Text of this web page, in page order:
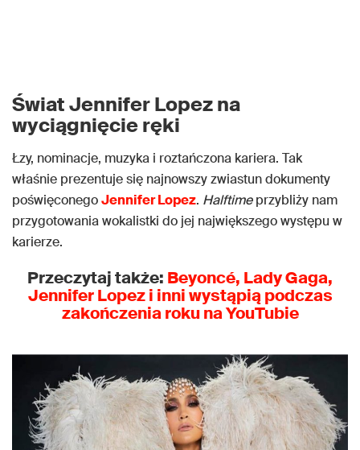
Świat Jennifer Lopez na
wyciągnięcie ręki
Łzy, nominacje, muzyka i roztańczona kariera. Tak
właśnie prezentuje się najnowszy zwiastun dokumenty
poświęconegoJennifer Lopez. Halftimeprzybliży nam
przygotowania wokalistki do jej największego występu w
karierze.
Przeczytaj także: Beyoncé, Lady Gaga,
Jennifer Lopez i inni wystąpią podczas
zakończenia roku na YouTubie